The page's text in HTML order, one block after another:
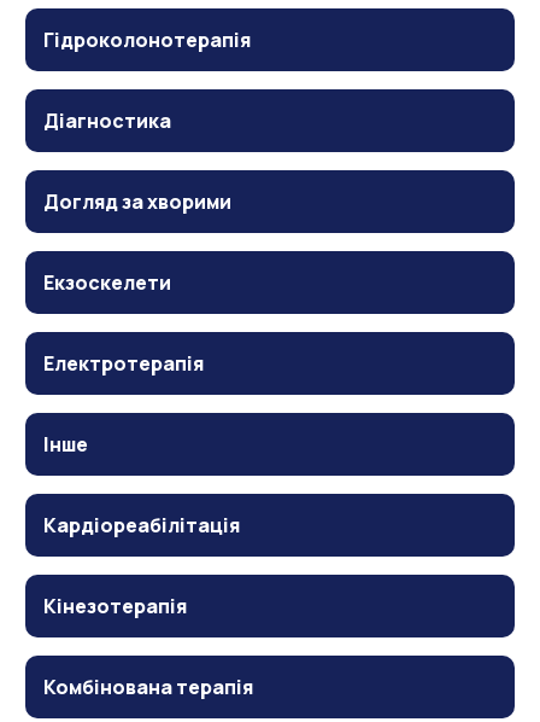
Гідроколонотерапія
Діагностика
Догляд за хворими
Екзоскелети
Електротерапія
Інше
Кардіореабілітація
Кінезотерапія
Комбінована терапія